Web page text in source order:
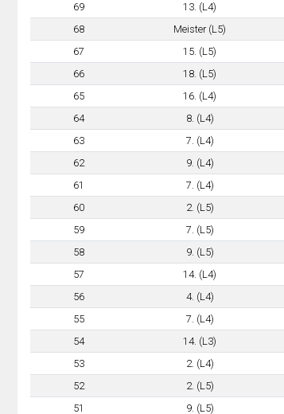
69
13. (L4)
68
Meister (L5)
67
15. (L5)
66
18. (L5)
65
16. (L4)
64
8. (L4)
63
7. (L4)
62
9. (L4)
61
7. (L4)
60
2. (L5)
59
7. (L5)
58
9. (L5)
57
14. (L4)
56
4. (L4)
55
7. (L4)
54
14. (L3)
53
2. (L4)
52
2. (L5)
51
9. (L5)